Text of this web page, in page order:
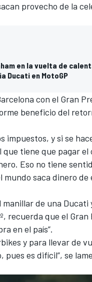
provecho de la
en la vuelta de
Ducati en MotoGP
con el Gran
beneficio del
impuestos, y si se
tiene que pagar el
Eso no tiene
saca dinero de
manillar de una Ducati
recuerda que el Gran
en el país”.
y para llevar de
es difícil”, se